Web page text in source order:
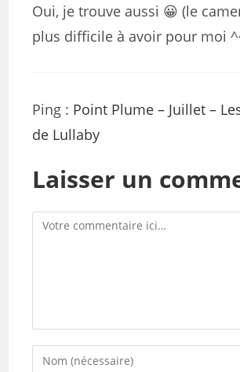
Oui, je trouve aussi 😀 (le
plus difficile à avoir pour moi
Ping : Point Plume – Juillet –
de Lullaby
Laisser un